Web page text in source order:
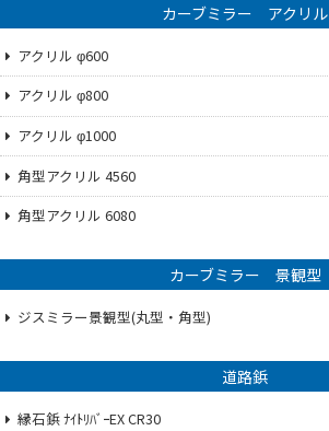
カーブミラー アクリル
アクリル φ600
アクリル φ800
アクリル φ1000
角型アクリル 4560
角型アクリル 6080
カーブミラー 景観型
ジスミラー景観型(丸型・角型)
道路鋲
縁石鋲 ﾅｲﾄﾘﾊﾞｰEX CR30